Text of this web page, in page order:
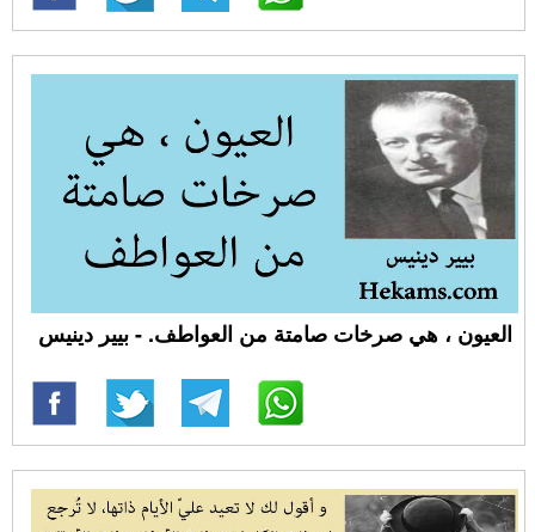
العيون ، هي صرخات صامتة من العواطف. - بيير دينيس